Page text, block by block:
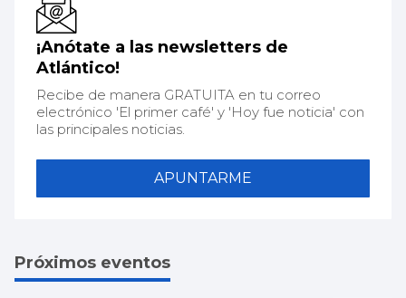
¡Anótate a las newsletters de
Atlántico!
Recibe de manera GRATUITA en tu correo
electrónico 'El primer café' y 'Hoy fue noticia' con
las principales noticias.
APUNTARME
Próximos eventos